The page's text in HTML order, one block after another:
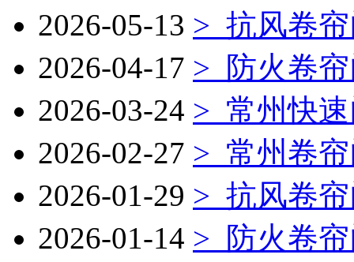
2026-05-13 > 抗风卷
2026-04-17 > 防火卷
2026-03-24 > 常州快
2026-02-27 > 常州卷
2026-01-29 > 抗风卷
2026-01-14 > 防火卷